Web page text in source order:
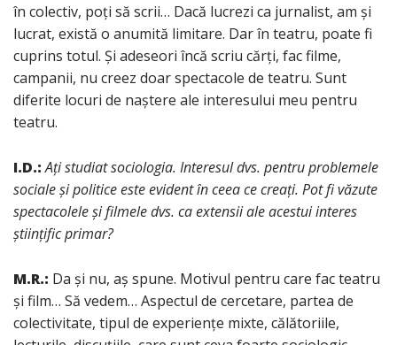
în colectiv, poți să scrii… Dacă lucrezi ca jurnalist, am și
lucrat, există o anumită limitare. Dar în teatru, poate fi
cuprins totul. Și adeseori încă scriu cărți, fac filme,
campanii, nu creez doar spectacole de teatru. Sunt
diferite locuri de naștere ale interesului meu pentru
teatru.
I.D.:Ați studiat sociologia. Interesul dvs. pentru problemele
sociale și politice este evident în ceea ce creați. Pot fi văzute
spectacolele și filmele dvs. ca extensii ale acestui interes
științific primar?
M.R.: Da și nu, aș spune. Motivul pentru care fac teatru
și film… Să vedem… Aspectul de cercetare, partea de
colectivitate, tipul de experiențe mixte, călătoriile,